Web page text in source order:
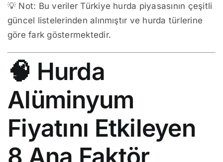
💡 Not: Bu veriler Türkiye hurda piyasasının çeşitli
güncel listelerinden alınmıştır ve hurda türlerine
göre fark göstermektedir.
🧠 Hurda
Alüminyum
Fiyatını Etkileyen